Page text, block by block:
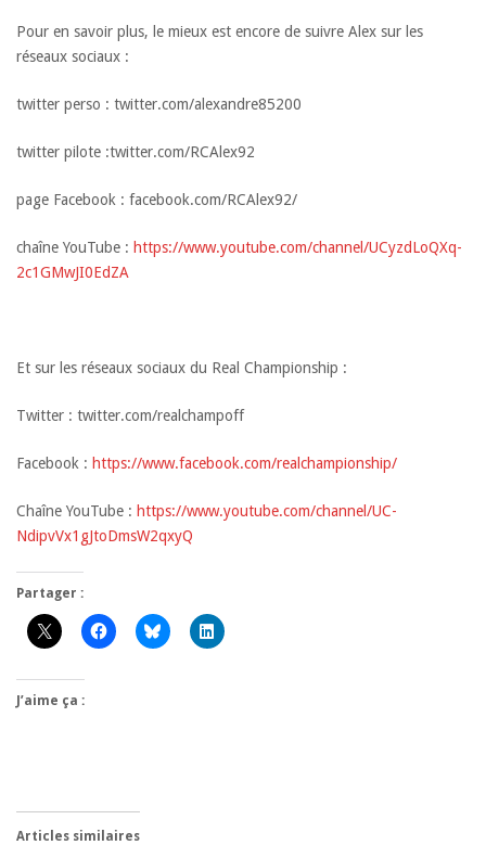
Pour en savoir plus, le mieux est encore de suivre Alex sur les
réseaux sociaux :
twitter perso : twitter.com/alexandre85200
twitter pilote :twitter.com/RCAlex92
page Facebook : facebook.com/RCAlex92/
chaîne YouTube : https://www.youtube.com/channel/UCyzdLoQXq-
2c1GMwJI0EdZA
Et sur les réseaux sociaux du Real Championship :
Twitter : twitter.com/realchampoff
Facebook : https://www.facebook.com/realchampionship/
Chaîne YouTube : https://www.youtube.com/channel/UC-
NdipvVx1gJtoDmsW2qxyQ
Partager :
J’aime ça :
Articles similaires